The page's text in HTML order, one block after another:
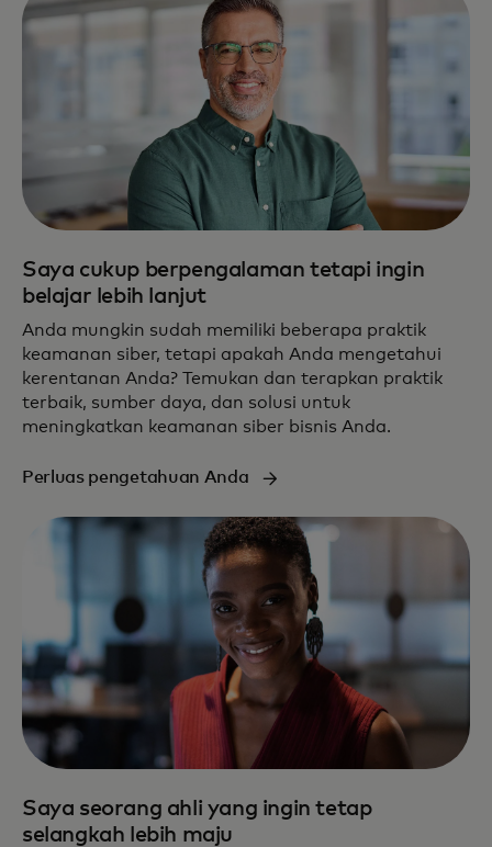
Saya cukup berpengalaman tetapi ingin
belajar lebih lanjut
Anda mungkin sudah memiliki beberapa praktik
keamanan siber, tetapi apakah Anda mengetahui
kerentanan Anda? Temukan dan terapkan praktik
terbaik, sumber daya, dan solusi untuk
meningkatkan keamanan siber bisnis Anda.
Perluas pengetahuan Anda
Saya seorang ahli yang ingin tetap
selangkah lebih maju